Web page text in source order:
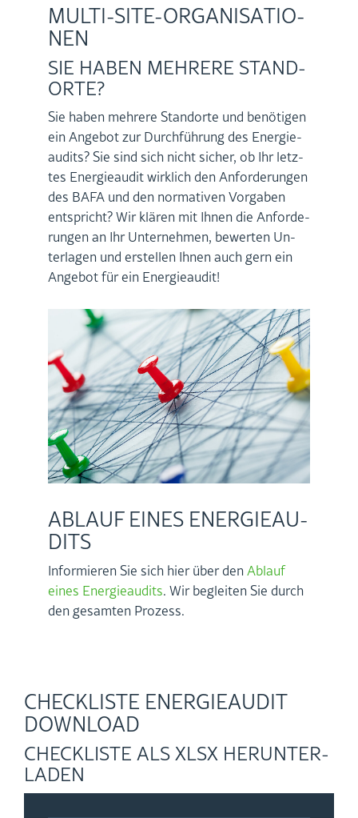
MUL­TI-SITE-OR­GA­NI­SA­TIO­
NEN
SIE HABEN MEH­RE­RE STAND­
OR­TE?
Sie haben meh­re­re Stand­or­te und be­nö­ti­gen
ein An­ge­bot zur Durch­füh­rung des En­er­gie­
au­dits? Sie sind sich nicht si­cher, ob Ihr letz­
tes En­er­gie­au­dit wirk­lich den An­for­de­run­gen
des BAFA und den nor­ma­ti­ven Vor­ga­ben
ent­spricht? Wir klä­ren mit Ihnen die An­for­de­
run­gen an Ihr Un­ter­neh­men, be­wer­ten Un­
ter­la­gen und er­stel­len Ihnen auch gern ein
An­ge­bot für ein En­er­gie­au­dit!
AB­LAUF EINES EN­ER­GIE­AU­
DITS
In­for­mie­ren Sie sich hier über denAb­lauf
eines En­er­gie­au­dits. Wir be­glei­ten Sie durch
den ge­sam­ten Pro­zess.
CHECK­LIS­TE EN­ER­GIE­AU­DIT
DOWN­LOAD
CHECK­LIS­TE ALS XLSX HER­UN­TER­
LA­DEN